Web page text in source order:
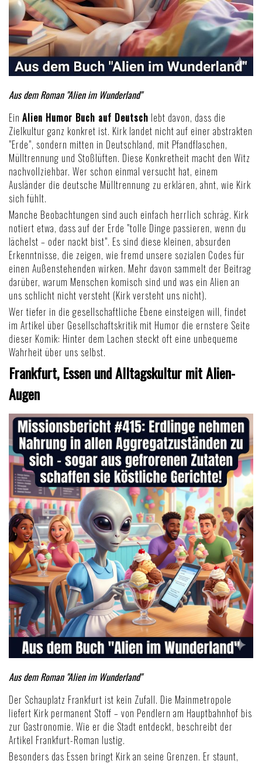
Aus dem Roman "Alien im Wunderland"
Ein Alien Humor Buch auf Deutsch lebt davon, dass die
Zielkultur ganz konkret ist. Kirk landet nicht auf einer abstrakten
"Erde", sondern mitten in Deutschland, mit Pfandflaschen,
Mülltrennung und Stoßlüften. Diese Konkretheit macht den Witz
nachvollziehbar. Wer schon einmal versucht hat, einem
Ausländer die deutsche Mülltrennung zu erklären, ahnt, wie Kirk
sich fühlt.
Manche Beobachtungen sind auch einfach herrlich schräg. Kirk
notiert etwa, dass auf der Erde "tolle Dinge passieren, wenn du
lächelst – oder nackt bist". Es sind diese kleinen, absurden
Erkenntnisse, die zeigen, wie fremd unsere sozialen Codes für
einen Außenstehenden wirken. Mehr davon sammelt der Beitrag
darüber, warum Menschen komisch sind und was ein Alien an
uns schlicht nicht versteht (Kirk versteht uns nicht).
Wer tiefer in die gesellschaftliche Ebene einsteigen will, findet
im Artikel über Gesellschaftskritik mit Humor die ernstere Seite
dieser Komik: Hinter dem Lachen steckt oft eine unbequeme
Wahrheit über uns selbst.
Frankfurt, Essen und Alltagskultur mit Alien-
Augen
Aus dem Roman "Alien im Wunderland"
Der Schauplatz Frankfurt ist kein Zufall. Die Mainmetropole
liefert Kirk permanent Stoff – von Pendlern am Hauptbahnhof bis
zur Gastronomie. Wie er die Stadt entdeckt, beschreibt der
Artikel Frankfurt-Roman lustig.
Besonders das Essen bringt Kirk an seine Grenzen. Er staunt,